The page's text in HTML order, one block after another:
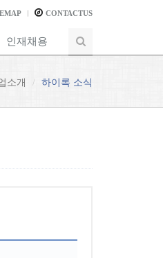
CONTACTUS
인재채용
소개 하이록 소식